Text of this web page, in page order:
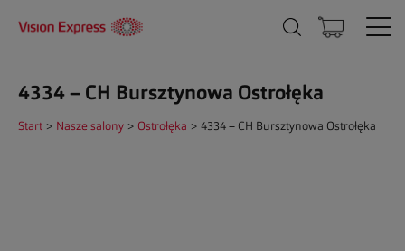
4334 – CH Bursztynowa Ostrołęka
Start > Nasze salony > Ostrołęka > 4334 – CH Bursztynowa Ostrołęka